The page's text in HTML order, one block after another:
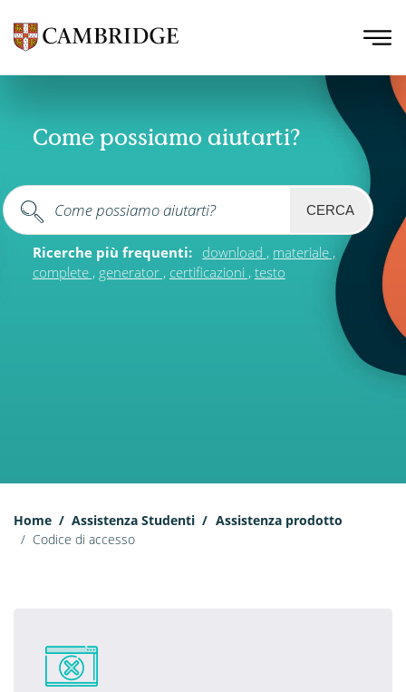
Come possiamo aiutarti?
CERCA
Ricerche più frequenti: download
materiale
complete
generator certificazioni testo
Home Assistenza Studenti
Assistenza prodotto
Codice di accesso